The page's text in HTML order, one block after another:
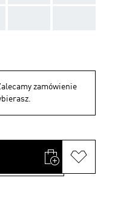
zamówienie